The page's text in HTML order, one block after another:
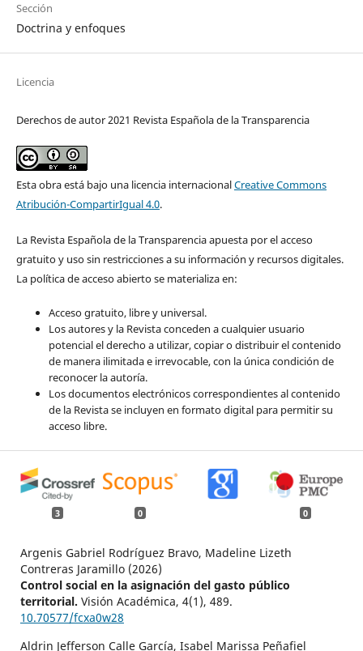
Sección
Doctrina y enfoques
Licencia
Derechos de autor 2021 Revista Española de la Transparencia
Esta obra está bajo una licencia internacionalCreative Commons
Atribución-CompartirIgual 4.0.
La Revista Española de la Transparencia apuesta por el acceso
gratuito y uso sin restricciones a su información y recursos digitales.
La política de acceso abierto se materializa en:
Acceso gratuito, libre y universal.
Los autores y la Revista conceden a cualquier usuario
potencial el derecho a utilizar, copiar o distribuir el contenido
de manera ilimitada e irrevocable, con la única condición de
reconocer la autoría.
Los documentos electrónicos correspondientes al contenido
de la Revista se incluyen en formato digital para permitir su
acceso libre.
3 0 0
Argenis Gabriel Rodríguez Bravo, Madeline Lizeth
Contreras Jaramillo (2026)
Control social en la asignación del gasto público
territorial. Visión Académica, 4(1), 489.
10.70577/fcxa0w28
Aldrin Jefferson Calle García, Isabel Marissa Peñafiel